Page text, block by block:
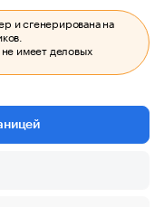
и сгенерирована на
имеет деловых